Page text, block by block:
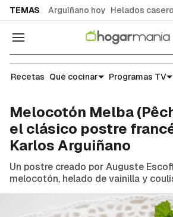
TEMAS Arguiñano hoy Helados
Navegación
Recetas
Recetas Qué cocinar Programas TV
Melocotón Melba
el clásico postre
Karlos Arguiñano
Un postre creado por Auguste
melocotón, helado de vainilla y